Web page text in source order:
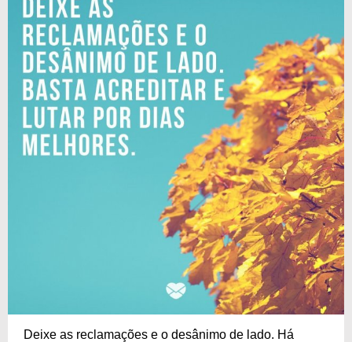
Deixe as reclamações e o desânimo de lado. Há